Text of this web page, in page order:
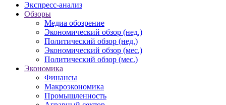
Экспресс-анализ
Обзоры
Медиа обозрение
Экономический обзор (нед.)
Политический обзор (нед.)
Экономический обзор (мес.)
Политический обзор (мес.)
Экономика
Финансы
Макроэкономика
Промышленность